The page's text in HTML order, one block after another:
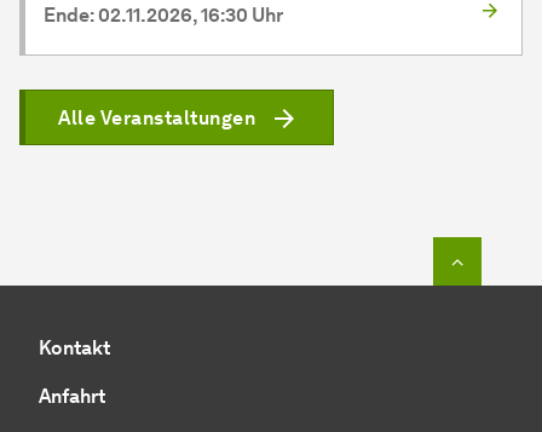
Ende: 02.11.2026, 16:30 Uhr
Alle Veranstaltungen
Kontakt
Anfahrt